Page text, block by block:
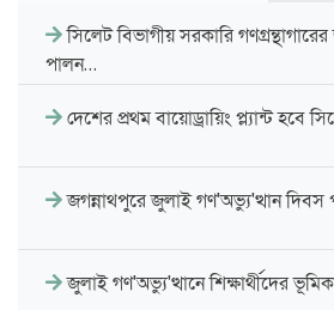
সিলেট বিভাগীয় সরকারি
পালন…
দেশের প্রথম বায়োড্রায়িং প্ল্যান্ট হবে
জগন্নাথপুরে জুলাই গণ'অভ্যু'ত্থান দিবস
জুলাই গণ'অভ্যু'ত্থানে শিক্ষার্থীদের